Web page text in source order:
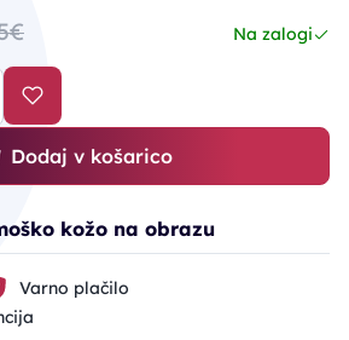
Na zalogi
Dodaj v košarico
kožo na obrazu
Varno plačilo